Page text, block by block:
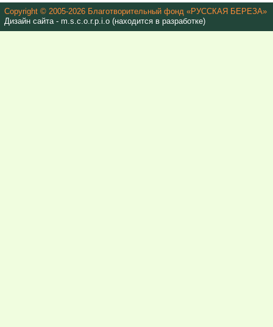
Copyright © 2005-2026 Благотворительный фонд «РУССКАЯ БЕРЕЗА»
Дизайн сайта - m.s.c.o.r.p.i.o (находится в разработке)